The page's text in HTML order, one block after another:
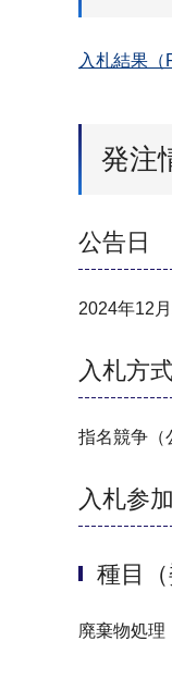
入札結果（
発注
公告日
2024年12
入札方式
指名競争（
入札参
種目（
廃棄物処理